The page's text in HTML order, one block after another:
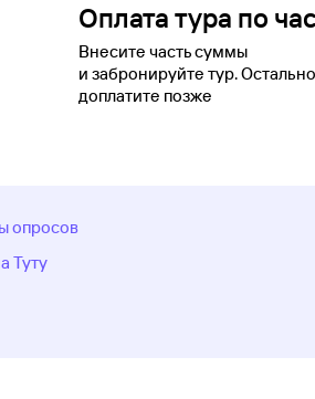
Оплата тура по
Внесите часть суммы
и забронируйте тур.
доплатите позже
опросов
Туту